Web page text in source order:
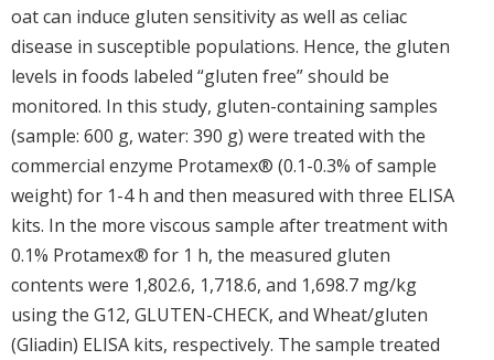
oat can induce gluten sensitivity as well as celiac
disease in susceptible populations. Hence, the gluten
levels in foods labeled “gluten free” should be
monitored. In this study, gluten-containing samples
(sample: 600 g, water: 390 g) were treated with the
commercial enzyme Protamex® (0.1-0.3% of sample
weight) for 1-4 h and then measured with three ELISA
kits. In the more viscous sample after treatment with
0.1% Protamex® for 1 h, the measured gluten
contents were 1,802.6, 1,718.6, and 1,698.7 mg/kg
using the G12, GLUTEN-CHECK, and Wheat/gluten
(Gliadin) ELISA kits, respectively. The sample treated